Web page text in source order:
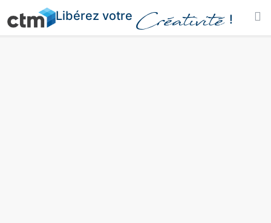
Libérez votre Créativité !